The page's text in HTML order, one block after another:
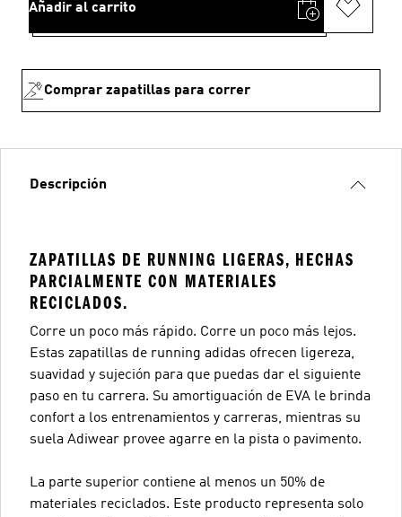
Añadir al carrito
Comprar zapatillas para correr
Descripción
ZAPATILLAS DE RUNNING LIGERAS, HECHAS
PARCIALMENTE CON MATERIALES
RECICLADOS.
Corre un poco más rápido. Corre un poco más lejos.
Estas zapatillas de running adidas ofrecen ligereza,
suavidad y sujeción para que puedas dar el siguiente
paso en tu carrera. Su amortiguación de EVA le brinda
confort a los entrenamientos y carreras, mientras su
suela Adiwear provee agarre en la pista o pavimento.
La parte superior contiene al menos un 50% de
materiales reciclados. Este producto representa solo